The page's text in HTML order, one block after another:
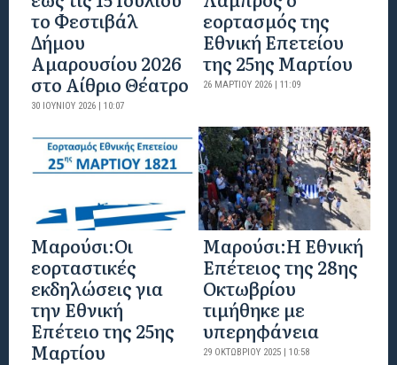
το Φεστιβάλ
Δήμου
Αμαρουσίου 2026
στο Αίθριο Θέατρο
30 ΙΟΥΝΊΟΥ 2026 | 10:07
εορτασμός της
Εθνική Επετείου
της 25ης Μαρτίου
26 ΜΑΡΤΊΟΥ 2026 | 11:09
Μαρούσι:Οι
εορταστικές
εκδηλώσεις για
την Εθνική
Επέτειο της 25ης
Μαρτίου
Μαρούσι:H Εθνική
Επέτειος της 28ης
Οκτωβρίου
τιμήθηκε με
υπερηφάνεια
29 ΟΚΤΩΒΡΊΟΥ 2025 | 10:58